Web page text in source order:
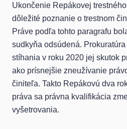
Ukončenie Repákovej
dôležité poznanie o trestnom
Práve podľa tohto paragrafu
sudkyňa odsúdená.
stíhania v roku 2020 jej skutok
ako prísnejšie zneužívanie
činiteľa. Takto Repákovú dva
práva sa právna kvalifikácia
vyšetrovania.